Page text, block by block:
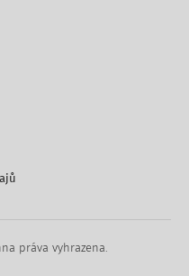
práva vyhrazena.